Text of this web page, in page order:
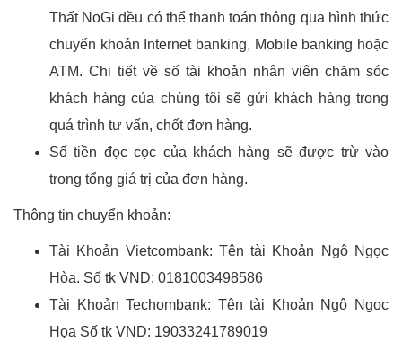
Thất NoGi đều có thể thanh toán thông qua hình thức
chuyển khoản Internet banking, Mobile banking hoặc
ATM. Chi tiết về số tài khoản nhân viên chăm sóc
khách hàng của chúng tôi sẽ gửi khách hàng trong
quá trình tư vấn, chốt đơn hàng.
Số tiền đọc cọc của khách hàng sẽ được trừ vào
trong tổng giá trị của đơn hàng.
Thông tin chuyển khoản:
Tài Khoản Vietcombank: Tên tài Khoản Ngô Ngọc
Hòa. Số tk VND: 0181003498586
Tài Khoản Techombank: Tên tài Khoản Ngô Ngọc
Họa Số tk VND: 19033241789019